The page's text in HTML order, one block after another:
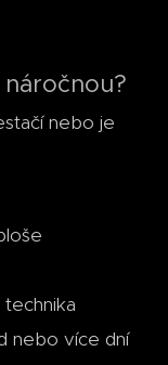
nebo je
nebo více dní